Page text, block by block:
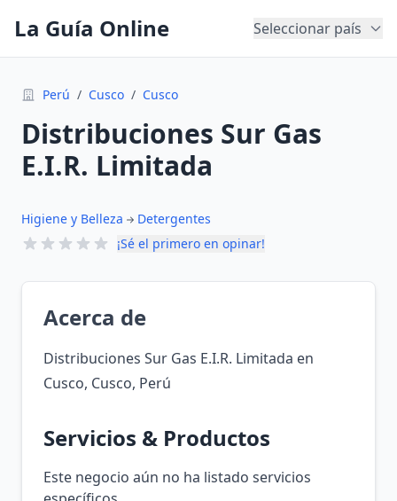
La Guía Online Seleccionar país
Perú / Cusco / Cusco
Distribuciones Sur Gas
E.I.R. Limitada
Higiene y Belleza
Detergentes
¡Sé el primero en opinar!
Acerca de
Distribuciones Sur Gas E.I.R. Limitada en
Cusco, Cusco, Perú
Servicios & Productos
Este negocio aún no ha listado servicios